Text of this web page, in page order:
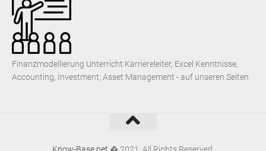
Finanzmodellierung Unterricht Karriereleiter, Excel Kenntnisse,
Accounting, Investment, Asset Management - auf unseren Seiten